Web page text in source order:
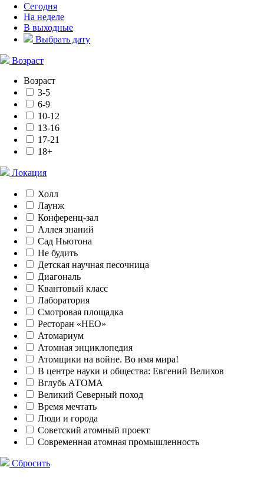
Сегодня
На неделе
В выходные
Выбрать дату
Возраст
Возраст
3-5
6-9
10-12
13-16
17-21
18+
Локация
Холл
Лаунж
Конференц-зал
Аллея знаний
Сад Ньютона
Не будить
Детская научная песочница
Диагональ
Квантовый класс
Лаборатория
Смотровая площадка
Ресторан «НЕО»
Атомариум
Атомная энциклопедия
Атомщики на войне. Во имя мира!
В центре науки и общества: Евгений Велихов
Вглубь АТОМА
Великий Северный поход
Время мечтать
Люди и города
Советский атомный проект
Современная атомная промышленность
Сбросить